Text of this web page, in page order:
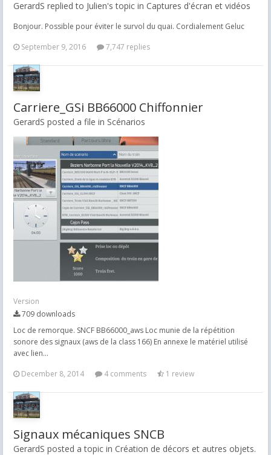
GerardS replied to Julien's topic in Captures d'écran et vidéos
Bonjour. Possible pour éviter le survol du quai. Cordialement Geluc
September 9, 2016
7,747 replies
Carriere_GSi BB66000 Chiffonnier
GerardS posted a file in Scénarios
Version
709 downloads
Loc de remorque. SNCF BB66000_aws Loc munie de la répétition
sonore des signaux (aws de la class 166) En annexe le matériel utilisé
avec lien...
December 8, 2014
4 comments 1 review
Signaux mécaniques SNCB
GerardS posted a topic in Création de décors et autres objets.